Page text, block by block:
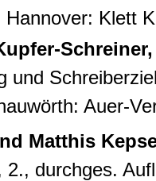
Klett
und
Auer-
Matthis
2., durchges.